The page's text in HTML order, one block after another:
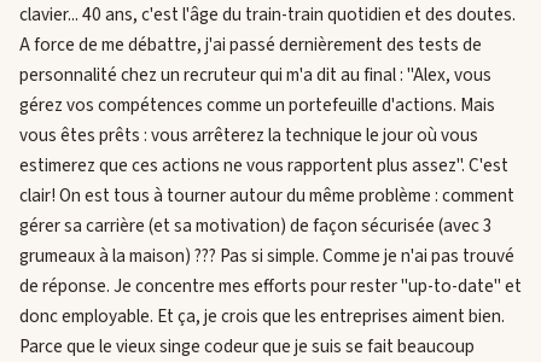
clavier... 40 ans, c'est l'âge du train-train quotidien et des doutes.
A force de me débattre, j'ai passé dernièrement des tests de
personnalité chez un recruteur qui m'a dit au final : "Alex, vous
gérez vos compétences comme un portefeuille d'actions. Mais
vous êtes prêts : vous arrêterez la technique le jour où vous
estimerez que ces actions ne vous rapportent plus assez". C'est
clair! On est tous à tourner autour du même problème : comment
gérer sa carrière (et sa motivation) de façon sécurisée (avec 3
grumeaux à la maison) ??? Pas si simple. Comme je n'ai pas trouvé
de réponse. Je concentre mes efforts pour rester "up-to-date" et
donc employable. Et ça, je crois que les entreprises aiment bien.
Parce que le vieux singe codeur que je suis se fait beaucoup